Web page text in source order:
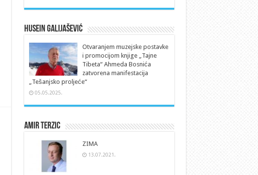
Husein Galijašević
Otvaranjem muzejske postavke
i promocijom knjige „Tajne
Tibeta“ Ahmeda Bosnića
zatvorena manifestacija
„Tešanjsko proljeće“
05.05.2025.
Amir Terzic
ZIMA
13.07.2021.